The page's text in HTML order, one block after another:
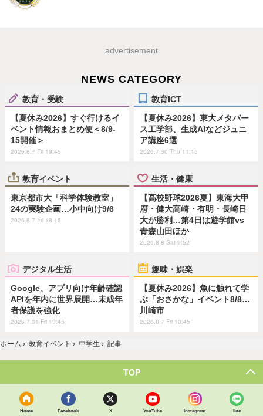
advertisement
NEWS CATEGORY
教育・受験
【夏休み2026】すぐ行けるイ
ベント情報おまとめ便＜8/9-
15開催＞
2026.8.7 Fri 19:45
教育ICT
【夏休み2026】東大メタバー
ス工学部、生成AIなどジュニ
ア講座6選
2026.7.30 Thu 11:15
教育イベント
東京都市大「科学体験教室」
24の実験企画…小中向け9/6
2026.8.7 Fri 18:15
生活・健康
【高校野球2026夏】東海大甲
府・健大高崎・有明・長崎日
大が勝利…第4日は遊学館vs
青森山田ほか
2026.8.8 Sat 9:52
デジタル生活
Google、アプリ向け年齢確認
APIを年内に世界展開…未成年
者保護を強化
2026.7.31 Fri 13:45
趣味・娯楽
【夏休み2026】魚に触れて学
ぶ「おさかな」イベント8/8…
川崎市
2026.8.7 Fri 10:45
ホーム › 教育イベント › 中学生 › 記事
TOP
Home Facebook X YouTube Instagram line